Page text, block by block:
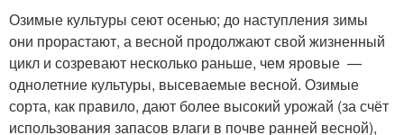
Озимые культуры сеют осенью; до наступления зимы
они прорастают, а весной продолжают свой жизненный
цикл и созревают несколько раньше, чем яровые —
однолетние культуры, высеваемые весной. Озимые
сорта, как правило, дают более высокий урожай (за счёт
использования запасов влаги в почве ранней весной),